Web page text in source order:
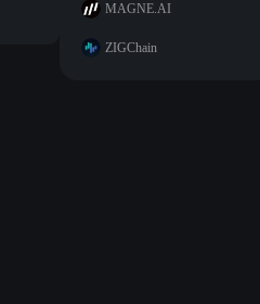
MAGNE.AI
ZIGChain